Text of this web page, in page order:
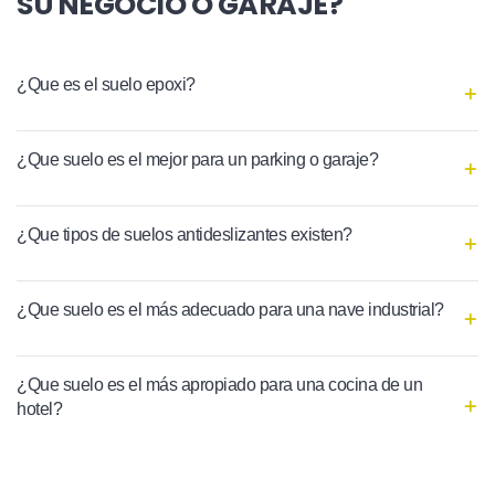
¿Que es el suelo epoxi?
¿Que suelo es el mejor para un parking o garaje?
¿Que tipos de suelos antideslizantes existen?
¿Que suelo es el más adecuado para una nave industrial?
¿Que suelo es el más apropiado para una cocina de un
hotel?